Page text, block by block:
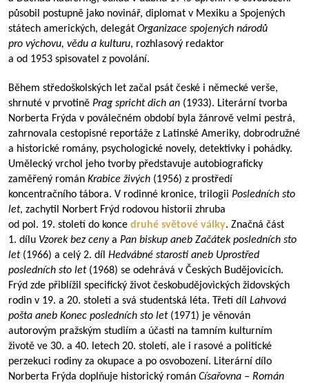
působil postupně jako novinář, diplomat v Mexiku a Spojených
státech amerických, delegát Organizace spojených národů
pro výchovu, vědu a kulturu, rozhlasový redaktor
a od 1953 spisovatel z povolání.
Během středoškolských let začal psát české i německé verše,
shrnuté v prvotině Prag spricht dich an (1933). Literární tvorba
Norberta Frýda v poválečném období byla žánrově velmi pestrá,
zahrnovala cestopisné reportáže z Latinské Ameriky, dobrodružné
a historické romány, psychologické novely, detektivky i pohádky.
Umělecký vrchol jeho tvorby představuje autobiograficky
zaměřený román Krabice živých (1956) z prostředí
koncentračního tábora. V rodinné kronice, trilogii Posledních sto
let, zachytil Norbert Frýd rodovou historii zhruba
od pol. 19. století do konce druhé světové války. Značná část
1. dílu Vzorek bez cenya Pan biskup aneb Začátek posledních sto
let(1966) a celý 2. díl Hedvábné starosti aneb Uprostřed
posledních sto let(1968) se odehrává v Českých Budějovicích.
Frýd zde přiblížil specifický život českobudějovických židovských
rodin v 19. a 20. století a svá studentská léta. Třetí díl Lahvová
pošta aneb Konec posledních sto let (1971) je věnován
autorovým pražským studiím a účasti na tamním kulturním
životě ve 30. a 40. letech 20. století, ale i rasové a politické
perzekuci rodiny za okupace a po osvobození. Literární dílo
Norberta Frýda doplňuje historický román Císařovna – Román